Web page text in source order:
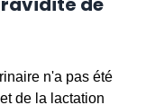
n'a pas été
de la lactation